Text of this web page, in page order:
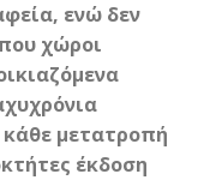
ενώ δεν
χώροι
μετατροπή
έκδοση